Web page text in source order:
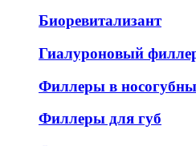
Биоревитализант
Гиалуроновый
Филлеры в
Филлеры для губ